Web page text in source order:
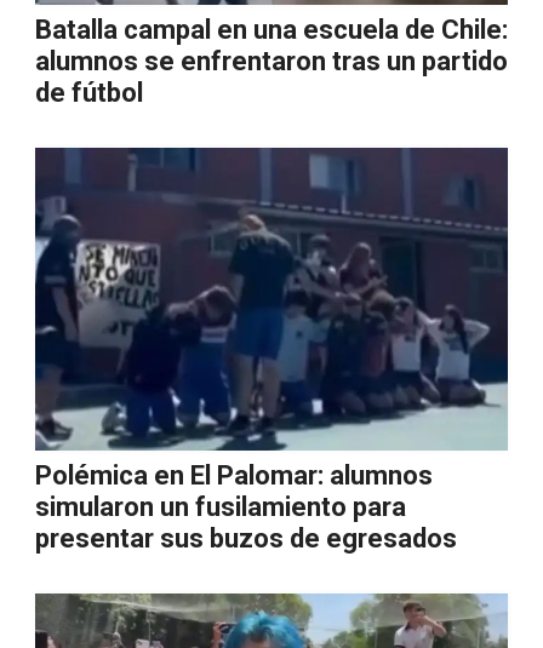
Batalla campal en una escuela de Chile:
alumnos se enfrentaron tras un partido
de fútbol
Polémica en El Palomar: alumnos
simularon un fusilamiento para
presentar sus buzos de egresados